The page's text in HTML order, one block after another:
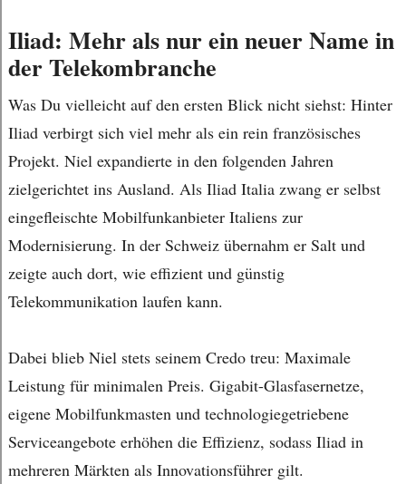
Iliad: Mehr als nur ein neuer Name in
der Telekombranche
Was Du vielleicht auf den ersten Blick nicht siehst: Hinter
Iliad verbirgt sich viel mehr als ein rein französisches
Projekt. Niel expandierte in den folgenden Jahren
zielgerichtet ins Ausland. Als Iliad Italia zwang er selbst
eingefleischte Mobilfunkanbieter Italiens zur
Modernisierung. In der Schweiz übernahm er Salt und
zeigte auch dort, wie effizient und günstig
Telekommunikation laufen kann.
Dabei blieb Niel stets seinem Credo treu: Maximale
Leistung für minimalen Preis. Gigabit-Glasfasernetze,
eigene Mobilfunkmasten und technologiegetriebene
Serviceangebote erhöhen die Effizienz, sodass Iliad in
mehreren Märkten als Innovationsführer gilt.